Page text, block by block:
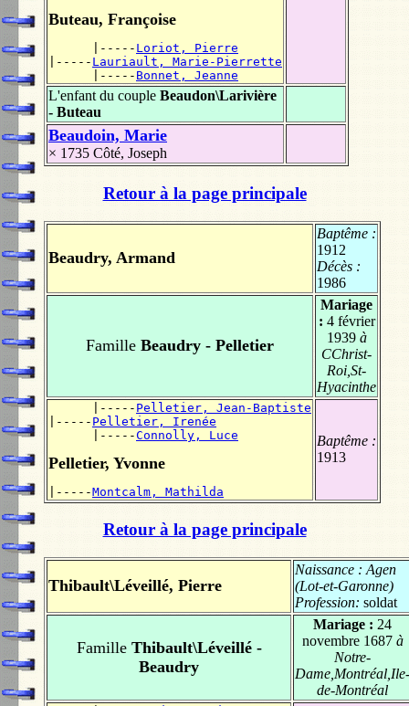
Buteau, Françoise
      |-----
Loriot, Pierre
|----- Lauriault, Marie-Pierrette
      |-----
Bonnet, Jeanne
L'enfant du couple Beaudon\Larivière
- Buteau
Beaudoin, Marie
× 1735 Côté, Joseph
Retour à la page principale
Beaudry, Armand
Baptême :
1912
Décès :
1986
Famille Beaudry - Pelletier
Mariage
: 4 février
1939à
CChrist-
Roi,St-
Hyacinthe
      |-----
Pelletier, Jean-Baptiste
|----- Pelletier, Irenée
      |-----
Connolly, Luce
Pelletier, Yvonne
|-----Montcalm, Mathilda
Baptême :
1913
Retour à la page principale
Thibault\Léveillé, Pierre
Naissance : Agen
(Lot-et-Garonne)
Profession: soldat
FamilleThibault\Léveillé -
Beaudry
Mariage : 24
novembre 1687à
Notre-
Dame,Montréal,Ile-
de-Montréal